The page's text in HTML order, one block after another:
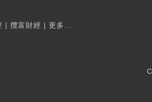
| 攬富財經 | 更多...